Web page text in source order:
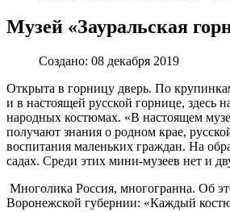
Музей «Зауральская
Создано: 08 декабря 2019
Открыта в горницу дверь. По
и в настоящей русской горнице, здесь
народных костюмах. «В настоящем
получают знания о родном крае,
воспитания маленьких граждан. На
садах. Среди этих мини-музеев нет и
Многолика Россия, многогранна. Об
Воронежской губернии: «Каждый